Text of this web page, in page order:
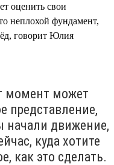
оценить свои
неплохой фундамент,
говорит Юлия
момент может
представление,
начали движение,
куда хотите
как это сделать.